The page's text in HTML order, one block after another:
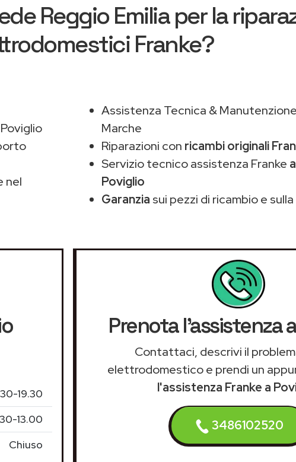
Reggio Emiliaper la
Franke?
nel
Assistenza Tecnica &
Marche
Riparazioni con ricambi originali
Servizio tecnico assistenza Franke
Poviglio
Garanzia sui pezzi di ricambio e
19.30
13.00
Chiuso
Prenota l'assistenza
Contattaci, descrivi il
elettrodomestico e prendi un
l'assistenza Franke a
3486102520